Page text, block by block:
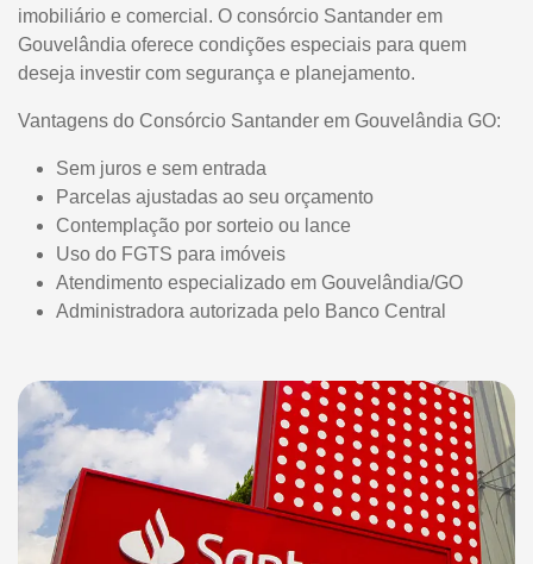
imobiliário e comercial. O consórcio Santander em
Gouvelândia oferece condições especiais para quem
deseja investir com segurança e planejamento.
Vantagens do Consórcio Santander em Gouvelândia GO:
Sem juros e sem entrada
Parcelas ajustadas ao seu orçamento
Contemplação por sorteio ou lance
Uso do FGTS para imóveis
Atendimento especializado em Gouvelândia/GO
Administradora autorizada pelo Banco Central